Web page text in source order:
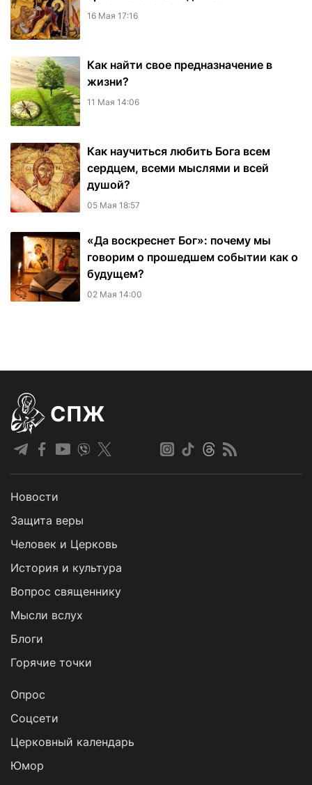
16 Мая 17:16
Как найти свое предназначение в
жизни?
11 Мая 14:06
Как научиться любить Бога всем
сердцем, всеми мыслями и всей
душой?
05 Мая 18:57
«Да воскреснет Бог»: почему мы
говорим о прошедшем событии как о
будущем?
02 Мая 14:00
СПЖ
Новости
Защита веры
Человек и Церковь
История и культура
Вопрос священнику
Мысли вслух
Блоги
Горячие точки
Опрос
Cоцсети
Церковный календарь
Юмор